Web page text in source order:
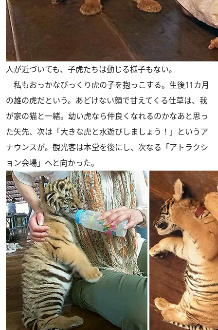
人が近づいても、子虎たちは動じる様子もない。
私もおっかなびっくり虎の子を抱っこする。生後11カ月
の雄の虎だという。あどけない顔で甘えてくる仕草は、我
が家の猫と一緒。幼い虎なら仲良くなれるのかなあと思っ
た矢先、次は「大きな虎と水遊びしましょう！」というア
ナウンスが。観光客は本堂を後にし、次なる「アトラクシ
ョン会場」へと向かった。